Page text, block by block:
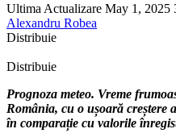
Ultima Actualizare May 1, 2025
Alexandru Robea
Distribuie
Distribuie
Prognoza meteo. Vreme
România, cu o ușoară creștere
în comparație cu valorile